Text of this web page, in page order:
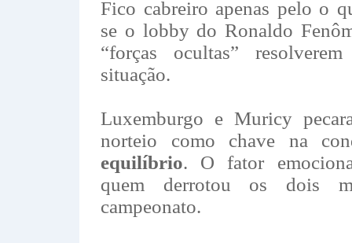
Fico cabreiro apenas pelo o
se o lobby do Ronaldo
“forças ocultas”
situação.
Luxemburgo e Muricy
norteio como chave na
equilíbrio. O fator
quem derrotou os dois
campeonato.